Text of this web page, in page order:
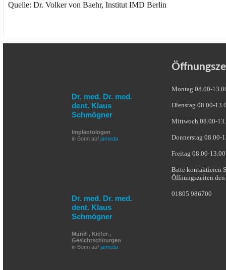
Quelle: Dr. Volker von Baehr, Institut IMD Berlin
Dr. med. Dr. med.
dent. Klaus
Schmögner
Implantologen
in Bonn auf jameda
Dr. med. Dr. med.
dent. Klaus
Schmögner
Mund-, Kiefer-,
Gesichtschirurgen
in Bonn auf jameda
Montag 08.00-
Dienstag 08.00-
Mittwoch 08.00-
Donnerstag 08.00-
Freitag 08.00-
Bitte kontaktieren
Öffnungszeiten
01805 986700